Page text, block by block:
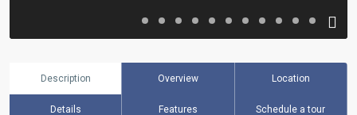
Description Overview Location
Details Features Schedule a tour